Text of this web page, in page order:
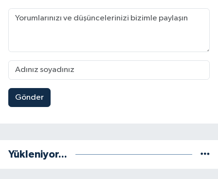
Gönder
Yükleniyor...